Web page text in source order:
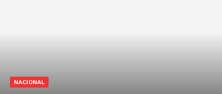
NACIONAL